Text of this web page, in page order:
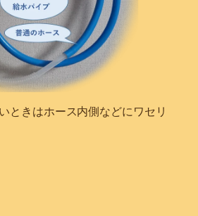
ときはホース内側などにワセリ